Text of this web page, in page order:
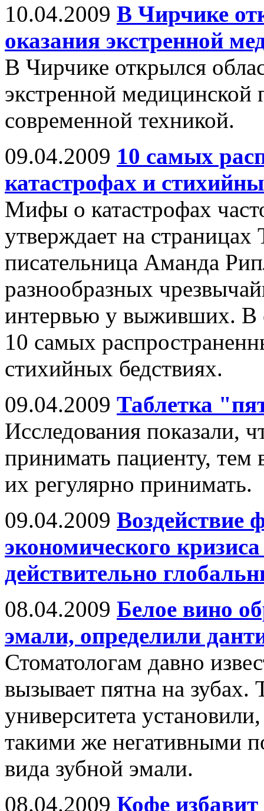
10.04.2009 В Чирчике
оказания экстренной
В Чирчике открылся
экстренной
современной техникой.
09.04.2009 10 самых
катастрофах и
Мифы о катастрофах
утверждает на
писательница Аманда
разнообразных
интервью у выживших. В
10 самых
стихийных бедствиях.
09.04.2009 Таблетка
Исследования показали,
принимать пациенту, тем
их регулярно принимать.
09.04.2009 Воздействие
экономического
действительно
08.04.2009 Белое вино
эмали, определили
Стоматологам давно
вызывает пятна на
университета
такими же негативными
вида зубной эмали.
08.04.2009 Кофе избавит